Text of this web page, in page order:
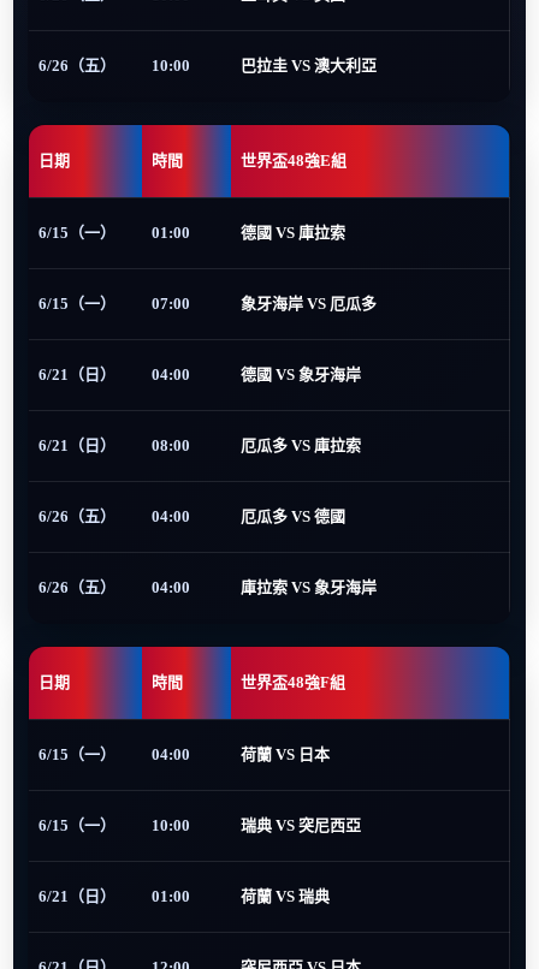
6/26（五） 10:00 巴拉圭 VS 澳大利亞
日期 時間 世界盃48強E組
6/15（一） 01:00 德國 VS 庫拉索
6/15（一） 07:00 象牙海岸 VS 厄瓜多
6/21（日） 04:00 德國 VS 象牙海岸
6/21（日） 08:00 厄瓜多 VS 庫拉索
6/26（五） 04:00 厄瓜多 VS 德國
6/26（五） 04:00 庫拉索 VS 象牙海岸
日期 時間 世界盃48強F組
6/15（一） 04:00 荷蘭 VS 日本
6/15（一） 10:00 瑞典 VS 突尼西亞
6/21（日） 01:00 荷蘭 VS 瑞典